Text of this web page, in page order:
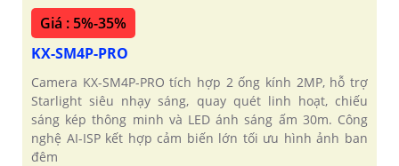
Giá : 5%-35%
KX-SM4P-PRO
Camera KX-SM4P-PRO tích hợp 2 ống kính 2MP, hỗ trợ
Starlight siêu nhạy sáng, quay quét linh hoạt, chiếu
sáng kép thông minh và LED ánh sáng ấm 30m. Công
nghệ AI-ISP kết hợp cảm biến lớn tối ưu hình ảnh ban
đêm